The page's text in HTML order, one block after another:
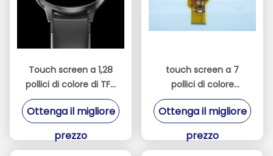
Touch screen a 1,28
pollici di colore di TFT
del chip di 240*240
St7789V
Ottenga il migliore
prezzo
touch screen a 7
pollici di colore
dell'interfaccia 50pin
TFT di 800x480 RGB
Ottenga il migliore
prezzo